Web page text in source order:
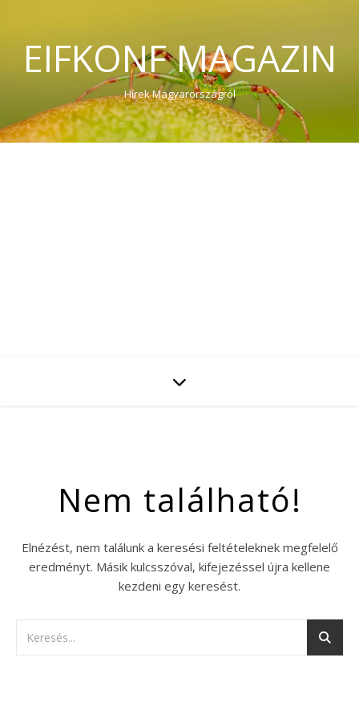
EIFKONF MAGAZIN
Hírek Magyarországról
Nem található!
Elnézést, nem találunk a keresési feltételeknek megfelelő
eredményt. Másik kulcsszóval, kifejezéssel újra kellene
kezdeni egy keresést.